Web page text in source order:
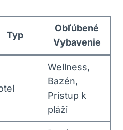
Typ
Obľúbené
Vybavenie
Wellness,
Bazén,
Prístup k
pláži